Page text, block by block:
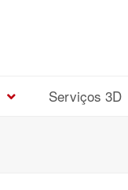
Serviços 3D